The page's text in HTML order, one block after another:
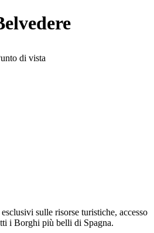
di vista
sulle risorse turistiche, accesso
i Borghi più belli di Spagna.